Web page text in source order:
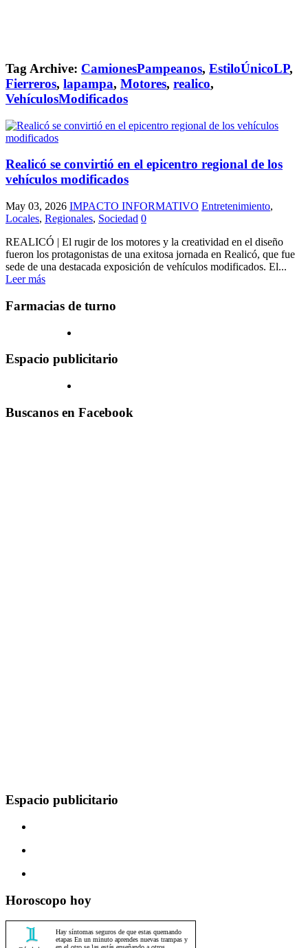
Tag Archive: CamionesPampeanos, EstiloÚnicoLP,
Fierreros, lapampa, Motores, realico,
VehículosModificados
Realicó se convirtió en el epicentro regional de los
vehículos modificados
May 03, 2026 IMPACTO INFORMATIVO Entretenimiento,
Locales, Regionales, Sociedad 0
REALICÓ | El rugir de los motores y la creatividad en el diseño
fueron los protagonistas de una exitosa jornada en Realicó, que fue
sede de una destacada exposición de vehículos modificados. El...
Leer más
Farmacias de turno
Espacio publicitario
Buscanos en Facebook
Espacio publicitario
Horoscopo hoy